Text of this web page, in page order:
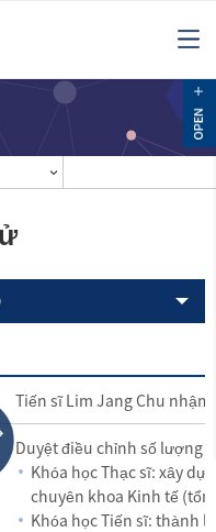
Tiến sĩ Lim Jang Chu
Duyệt điều chỉnh số lượng
Khóa học Thạc sĩ: xây
chuyên khoa Kinh tế
Khóa học Tiến sĩ: thành